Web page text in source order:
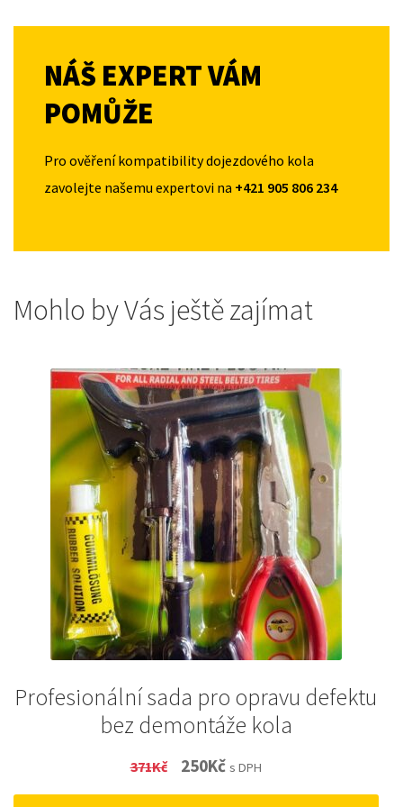
NÁŠ EXPERT VÁM
POMŮŽE
Pro ověření kompatibility dojezdového kola
zavolejte našemu expertovi na +421 905 806 234
Mohlo by Vás ještě zajímat
Profesionální sada pro opravu defektu
bez demontáže kola
371Kč
Original
price
250KčCurrent
price
s DPH